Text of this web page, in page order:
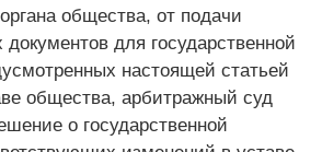
общества, от подачи
для государственной
настоящей статьей
общества, арбитражный суд
о государственной